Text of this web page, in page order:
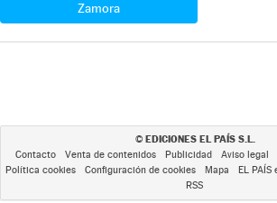
Zamora
© EDICIONES EL PAÍS S.L.
Contacto Venta de contenidos Publicidad Aviso legal
Política cookies
Configuración de cookies Mapa EL PAÍS
RSS